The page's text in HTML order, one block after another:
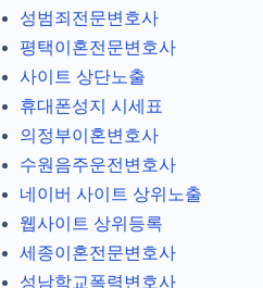
성범죄전문변호사
평택이혼전문변호사
사이트 상단노출
휴대폰성지 시세표
의정부이혼변호사
수원음주운전변호사
네이버 사이트 상위노출
웹사이트 상위등록
세종이혼전문변호사
성남학교폭력변호사